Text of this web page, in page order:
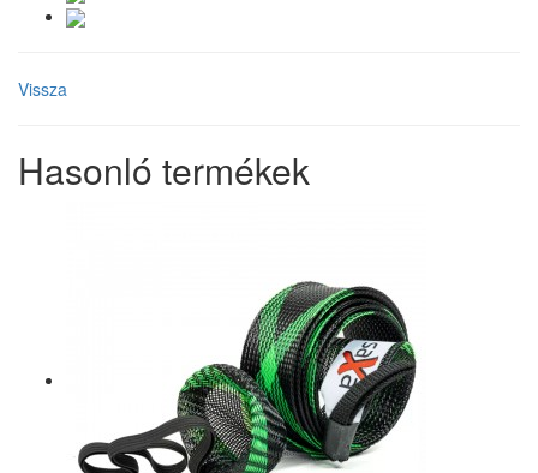
Vissza
Hasonló termékek